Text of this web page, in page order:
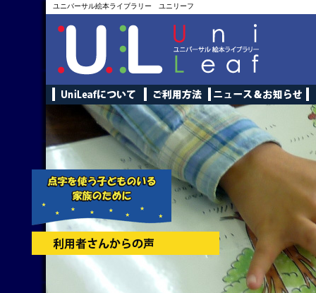
ユニバーサル絵本ライブラリー ユニリーフ